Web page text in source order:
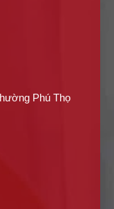
Phú Thọ